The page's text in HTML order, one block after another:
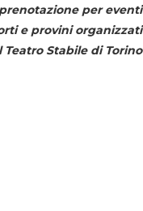
per eventi
e provini organizzati
Teatro Stabile di Torino